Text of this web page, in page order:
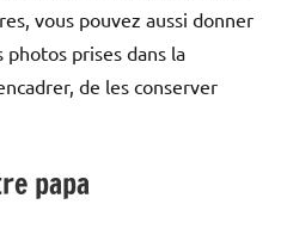
vous pouvez aussi donner
prises dans la
de les conserver
papa